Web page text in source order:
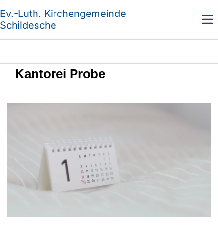
Ev.-Luth. Kirchengemeinde
Schildesche
Kantorei Probe